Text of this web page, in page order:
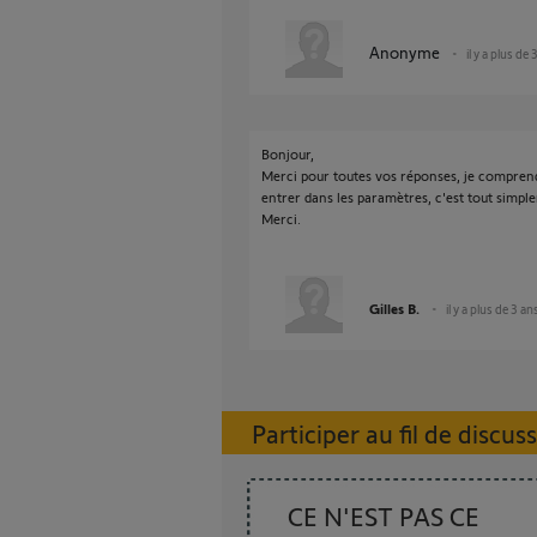
Anonyme il y a plus de
Bonjour,
Merci pour toutes vos réponses, je
entrer dans les paramètres, c'est tout
Merci.
Gilles B. il y a plus de 3 ans
Participer au fil de
CE N'EST PAS CE